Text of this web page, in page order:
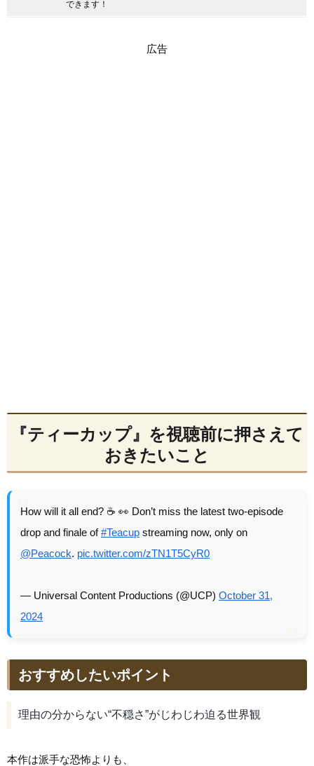
できます！
広告
『ティーカップ』を視聴前に押さえて
おきたいこと
How will it all end? ☕ 👀 Don’t miss the latest two-episode
drop and finale of#Teacup streaming now, only on
@Peacock. pic.twitter.com/zTN1T5CyR0
— Universal Content Productions (@UCP) October 31,
2024
おすすめしたいポイント
理由の分からない“不穏さ”がじわじわ迫る世界観
本作は派手な恐怖よりも、